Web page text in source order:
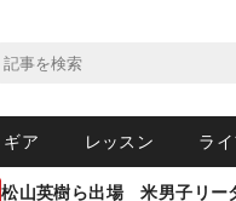
ギア レッスン ライ
松山英樹ら出場 米男子リー